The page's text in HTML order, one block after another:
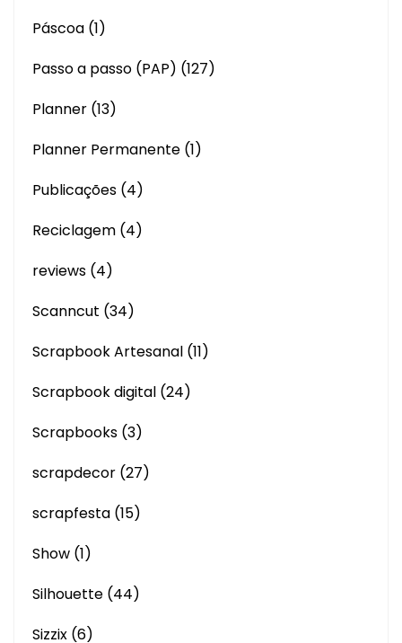
Páscoa (1)
Passo a passo (PAP) (127)
Planner (13)
Planner Permanente (1)
Publicações (4)
Reciclagem (4)
reviews (4)
Scanncut (34)
Scrapbook Artesanal (11)
Scrapbook digital (24)
Scrapbooks (3)
scrapdecor (27)
scrapfesta (15)
Show (1)
Silhouette (44)
Sizzix (6)